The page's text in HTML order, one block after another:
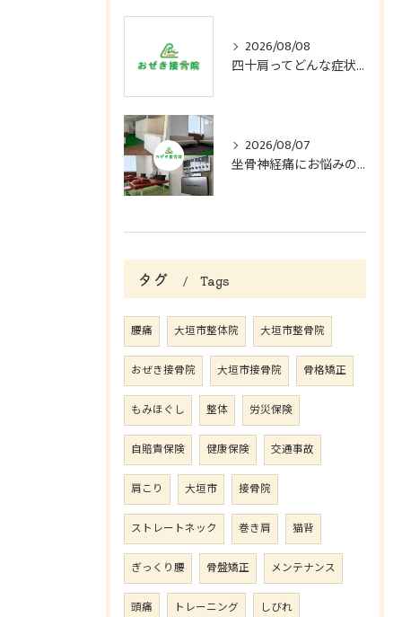
2026/08/08
四十肩ってどんな症状？
2026/08/07
坐骨神経痛にお悩みの方へ
タグ Tags
腰痛 大垣市整体院 大垣市整骨院
おぜき接骨院 大垣市接骨院 骨格矯正
もみほぐし 整体 労災保険
自賠責保険 健康保険 交通事故
肩こり 大垣市 接骨院
ストレートネック 巻き肩 猫背
ぎっくり腰 骨盤矯正 メンテナンス
頭痛 トレーニング しびれ